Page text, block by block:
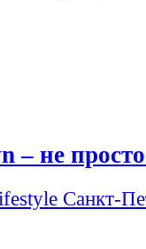
– не
Санкт-